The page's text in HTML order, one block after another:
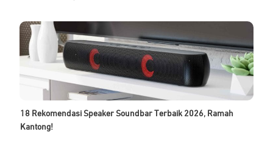
18 Rekomendasi Speaker Soundbar Terbaik 2026, Ramah
Kantong!